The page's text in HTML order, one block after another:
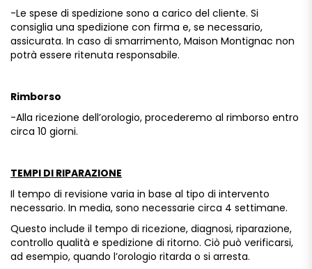
-Le spese di spedizione sono a carico del cliente. Si
consiglia una spedizione con firma e, se necessario,
assicurata. In caso di smarrimento, Maison Montignac non
potrà essere ritenuta responsabile.
Rimborso
-Alla ricezione dell’orologio, procederemo al rimborso entro
circa 10 giorni.
TEMPI DI RIPARAZIONE
Il tempo di revisione varia in base al tipo di intervento
necessario. In media, sono necessarie circa 4 settimane.
Questo include il tempo di ricezione, diagnosi, riparazione,
controllo qualità e spedizione di ritorno. Ciò può verificarsi,
ad esempio, quando l’orologio ritarda o si arresta.